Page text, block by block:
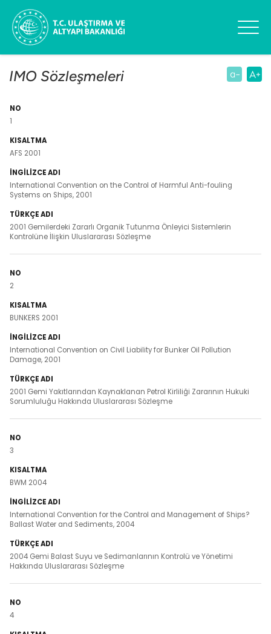
IMO Sözleşmeleri
1
AFS 2001
International Convention on the Control of Harmful Anti-fouling
Systems on Ships, 2001
2001 Gemilerdeki Zararlı Organik Tutunma Önleyici Sistemlerin
Kontrolüne İlişkin Uluslararası Sözleşme
2
BUNKERS 2001
International Convention on Civil Liability for Bunker Oil Pollution
Damage, 2001
2001 Gemi Yakıtlarından Kaynaklanan Petrol Kirliliği Zararının Hukuki
Sorumluluğu Hakkında Uluslararası Sözleşme
3
BWM 2004
International Convention for the Control and Management of Ships?
Ballast Water and Sediments, 2004
2004 Gemi Balast Suyu ve Sedimanlarının Kontrolü ve Yönetimi
Hakkında Uluslararası Sözleşme
4